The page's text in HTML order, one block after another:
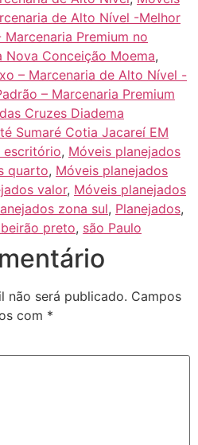
de Alto Nível -Melhor
Premium no
Nova Conceição Moema,
– Marcenaria de Alto Nível -
– Marcenaria Premium
Cruzes Diadema
Sumaré Cotia Jacareí EM
escritório, Móveis planejados
quarto, Móveis planejados
valor, Móveis planejados
zona sul, Planejados,
preto, são Paulo
não será publicado. Campos
com *